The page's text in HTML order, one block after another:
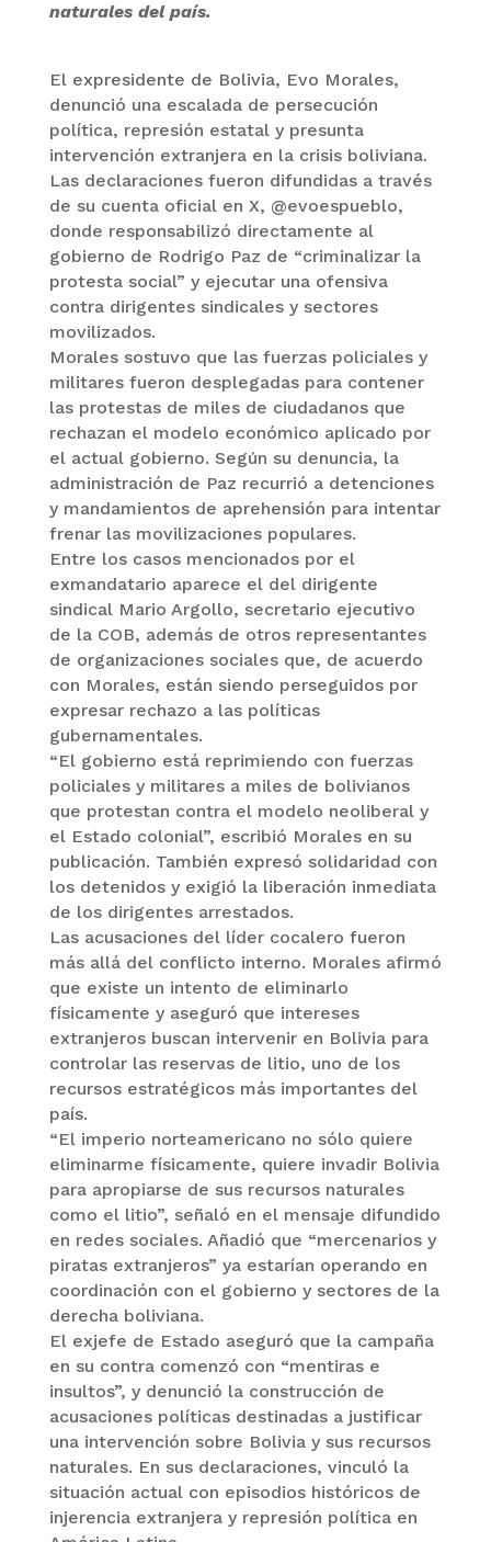
naturales del país.
El expresidente de Bolivia, Evo Morales,
denunció una escalada de persecución
política, represión estatal y presunta
intervención extranjera en la crisis boliviana.
Las declaraciones fueron difundidas a través
de su cuenta oficial en X, @evoespueblo,
donde responsabilizó directamente al
gobierno de Rodrigo Paz de “criminalizar la
protesta social” y ejecutar una ofensiva
contra dirigentes sindicales y sectores
movilizados.
Morales sostuvo que las fuerzas policiales y
militares fueron desplegadas para contener
las protestas de miles de ciudadanos que
rechazan el modelo económico aplicado por
el actual gobierno. Según su denuncia, la
administración de Paz recurrió a detenciones
y mandamientos de aprehensión para intentar
frenar las movilizaciones populares.
Entre los casos mencionados por el
exmandatario aparece el del dirigente
sindical Mario Argollo, secretario ejecutivo
de la COB, además de otros representantes
de organizaciones sociales que, de acuerdo
con Morales, están siendo perseguidos por
expresar rechazo a las políticas
gubernamentales.
“El gobierno está reprimiendo con fuerzas
policiales y militares a miles de bolivianos
que protestan contra el modelo neoliberal y
el Estado colonial”, escribió Morales en su
publicación. También expresó solidaridad con
los detenidos y exigió la liberación inmediata
de los dirigentes arrestados.
Las acusaciones del líder cocalero fueron
más allá del conflicto interno. Morales afirmó
que existe un intento de eliminarlo
físicamente y aseguró que intereses
extranjeros buscan intervenir en Bolivia para
controlar las reservas de litio, uno de los
recursos estratégicos más importantes del
país.
“El imperio norteamericano no sólo quiere
eliminarme físicamente, quiere invadir Bolivia
para apropiarse de sus recursos naturales
como el litio”, señaló en el mensaje difundido
en redes sociales. Añadió que “mercenarios y
piratas extranjeros” ya estarían operando en
coordinación con el gobierno y sectores de la
derecha boliviana.
El exjefe de Estado aseguró que la campaña
en su contra comenzó con “mentiras e
insultos”, y denunció la construcción de
acusaciones políticas destinadas a justificar
una intervención sobre Bolivia y sus recursos
naturales. En sus declaraciones, vinculó la
situación actual con episodios históricos de
injerencia extranjera y represión política en